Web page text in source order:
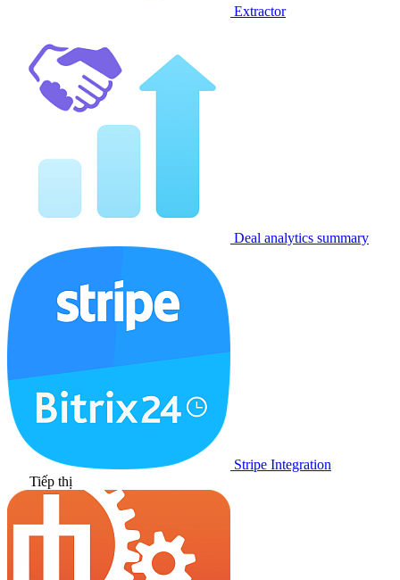
Extractor
Deal analytics summary
Stripe Integration
Tiếp thị